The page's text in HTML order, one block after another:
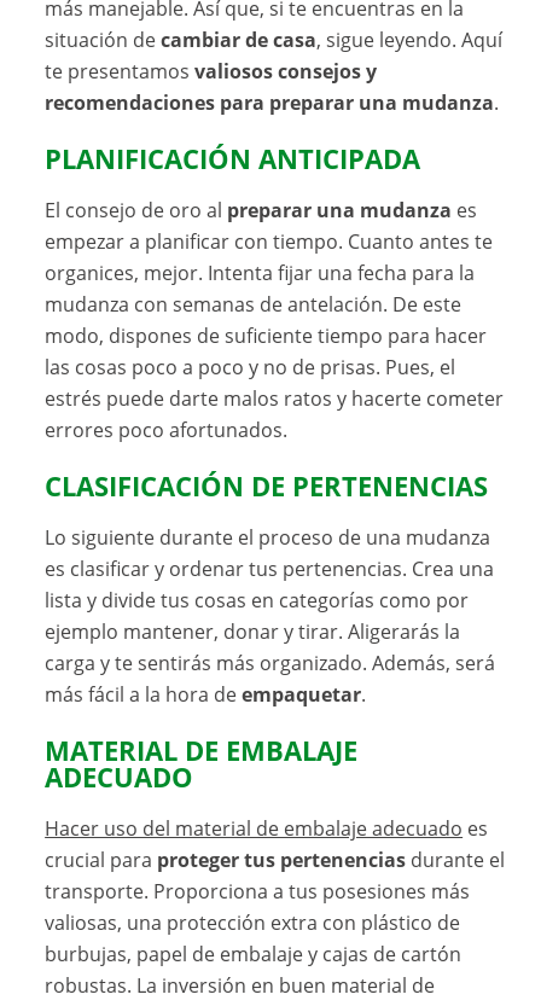
más manejable. Así que, si te encuentras en la
situación decambiar de casa, sigue leyendo. Aquí
te presentamosvaliosos consejos y
recomendaciones para preparar una mudanza.
PLANIFICACIÓN ANTICIPADA
El consejo de oro al preparar una mudanza es
empezar a planificar con tiempo. Cuanto antes te
organices, mejor. Intenta fijar una fecha para la
mudanza con semanas de antelación. De este
modo, dispones de suficiente tiempo para hacer
las cosas poco a poco y no de prisas. Pues, el
estrés puede darte malos ratos y hacerte cometer
errores poco afortunados.
CLASIFICACIÓN DE PERTENENCIAS
Lo siguiente durante el proceso de una mudanza
es clasificar y ordenar tus pertenencias. Crea una
lista y divide tus cosas en categorías como por
ejemplo mantener, donar y tirar. Aligerarás la
carga y te sentirás más organizado. Además, será
más fácil a la hora deempaquetar.
MATERIAL DE EMBALAJE
ADECUADO
Hacer uso del material de embalaje adecuado es
crucial para proteger tus pertenencias durante el
transporte. Proporciona a tus posesiones más
valiosas, una protección extra con plástico de
burbujas, papel de embalaje y cajas de cartón
robustas. La inversión en buen material de